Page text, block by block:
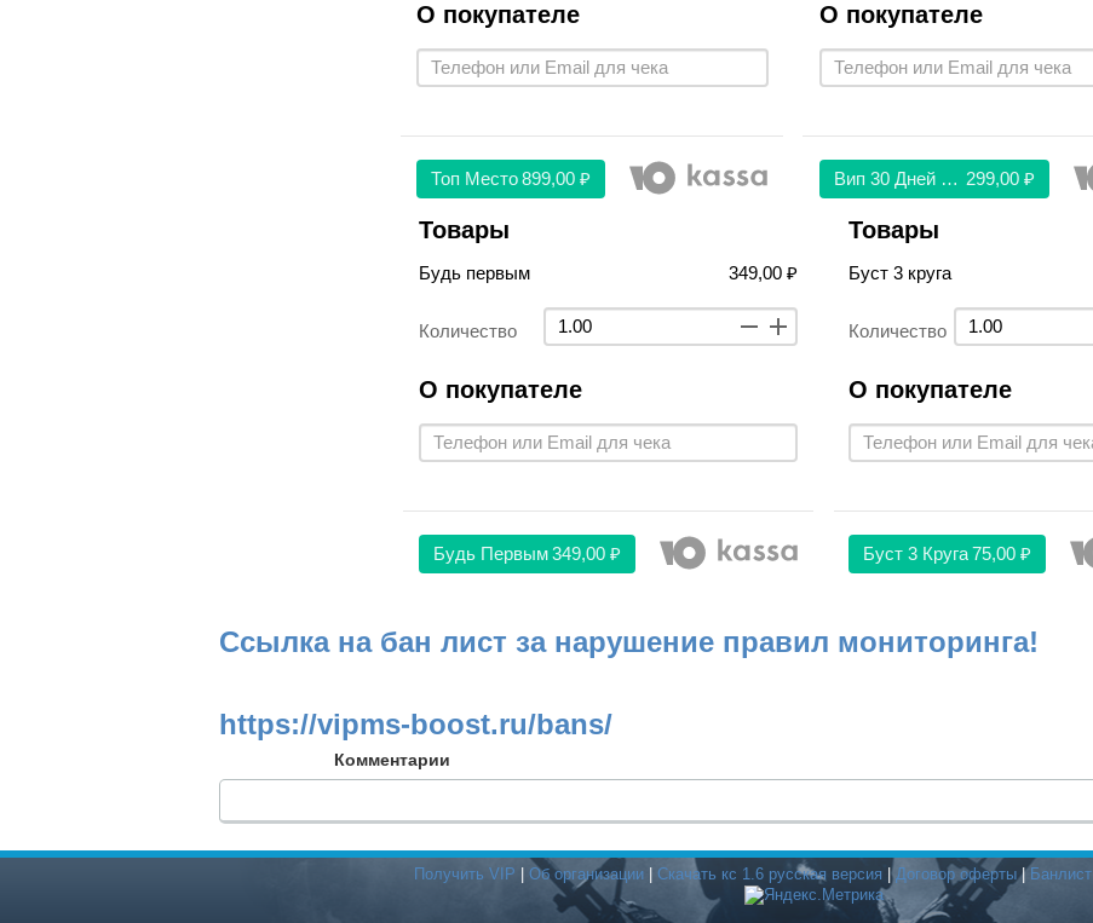
О покупателе
Топ Место 899,00 ₽
О покупателе
Вип 30 Дней 299299,00 ₽
Товары
Будь первым 349,00 ₽
Количество
О покупателе
Будь Первым349,00 ₽
Товары
Буст 3 круга
Количество
О покупателе
Буст 3 Круга75,00 ₽
Ссылка на бан лист за нарушение правил мониторинга!
https://vipms-boost.ru/bans/
Комментарии
Получить VIP Об организации Скачать кс 1.6 русская версия |Договор оферты| Банлист